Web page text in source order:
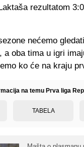
rezultatom
nećemo
a oba tima u igri
ko će na kraju
na temu Prva liga
TABELA